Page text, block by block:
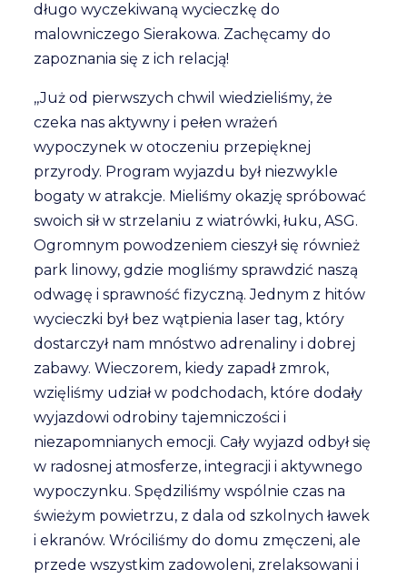
długo wyczekiwaną wycieczkę do
malowniczego Sierakowa. Zachęcamy do
zapoznania się z ich relacją!
,,Już od pierwszych chwil wiedzieliśmy, że
czeka nas aktywny i pełen wrażeń
wypoczynek w otoczeniu przepięknej
przyrody. Program wyjazdu był niezwykle
bogaty w atrakcje. Mieliśmy okazję spróbować
swoich sił w strzelaniu z wiatrówki, łuku, ASG.
Ogromnym powodzeniem cieszył się również
park linowy, gdzie mogliśmy sprawdzić naszą
odwagę i sprawność fizyczną. Jednym z hitów
wycieczki był bez wątpienia laser tag, który
dostarczył nam mnóstwo adrenaliny i dobrej
zabawy. Wieczorem, kiedy zapadł zmrok,
wzięliśmy udział w podchodach, które dodały
wyjazdowi odrobiny tajemniczości i
niezapomnianych emocji. Cały wyjazd odbył się
w radosnej atmosferze, integracji i aktywnego
wypoczynku. Spędziliśmy wspólnie czas na
świeżym powietrzu, z dala od szkolnych ławek
i ekranów. Wróciliśmy do domu zmęczeni, ale
przede wszystkim zadowoleni, zrelaksowani i